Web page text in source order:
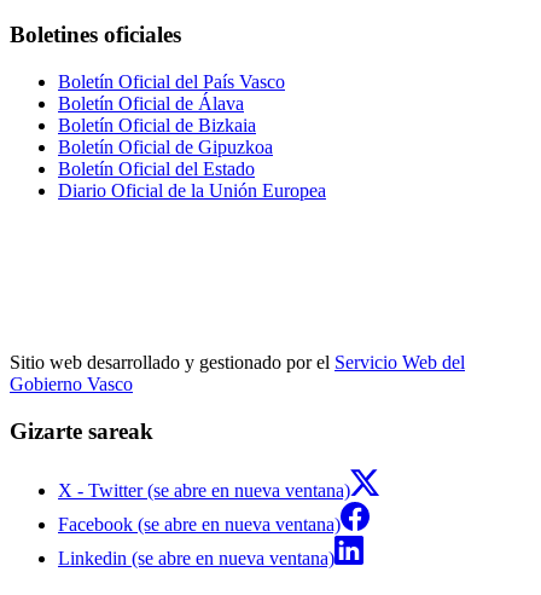
Boletines oficiales
Boletín Oficial del País Vasco
Boletín Oficial de Álava
Boletín Oficial de Bizkaia
Boletín Oficial de Gipuzkoa
Boletín Oficial del Estado
Diario Oficial de la Unión Europea
Sitio web desarrollado y gestionado por el Servicio Web del
Gobierno Vasco
Gizarte sareak
X - Twitter (se abre en nueva ventana)
Facebook (se abre en nueva ventana)
Linkedin (se abre en nueva ventana)